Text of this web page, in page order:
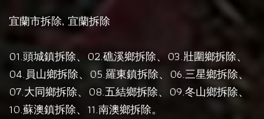
宜蘭市拆除, 宜蘭拆除
01.頭城鎮拆除、02.礁溪鄉拆除、03.壯圍鄉拆除、
04.員山鄉拆除、05.羅東鎮拆除、06.三星鄉拆除、
07.大同鄉拆除、08.五結鄉拆除、09.冬山鄉拆除、
10.蘇澳鎮拆除、11.南澳鄉拆除。